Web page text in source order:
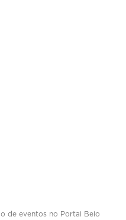
de eventos no Portal Belo